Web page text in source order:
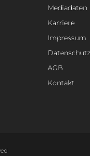
Mediadaten
Karriere
Impressum
Datenschutz
AGB
Kontakt